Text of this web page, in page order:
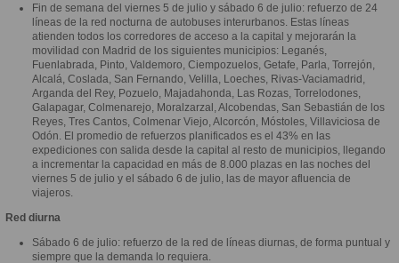
Fin de semana del viernes 5 de julio y sábado 6 de julio: refuerzo de 24
líneas de la red nocturna de autobuses interurbanos. Estas líneas
atienden todos los corredores de acceso a la capital y mejorarán la
movilidad con Madrid de los siguientes municipios: Leganés,
Fuenlabrada, Pinto, Valdemoro, Ciempozuelos, Getafe, Parla, Torrejón,
Alcalá, Coslada, San Fernando, Velilla, Loeches, Rivas-Vaciamadrid,
Arganda del Rey, Pozuelo, Majadahonda, Las Rozas, Torrelodones,
Galapagar, Colmenarejo, Moralzarzal, Alcobendas, San Sebastián de los
Reyes, Tres Cantos, Colmenar Viejo, Alcorcón, Móstoles, Villaviciosa de
Odón. El promedio de refuerzos planificados es el 43% en las
expediciones con salida desde la capital al resto de municipios, llegando
a incrementar la capacidad en más de 8.000 plazas en las noches del
viernes 5 de julio y el sábado 6 de julio, las de mayor afluencia de
viajeros.
Red diurna
Sábado 6 de julio: refuerzo de la red de líneas diurnas, de forma puntual y
siempre que la demanda lo requiera.